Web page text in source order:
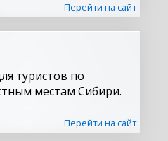
Перейти на сайт
туристов по
местам Сибири.
Перейти на сайт